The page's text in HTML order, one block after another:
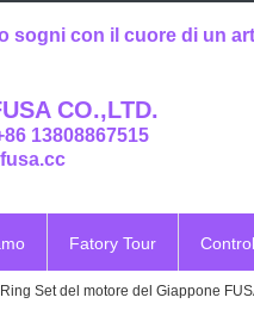
sogni con il cuore di un
CO.,LTD.
13808867515
Fatory Tour
Set del motore del Giappone